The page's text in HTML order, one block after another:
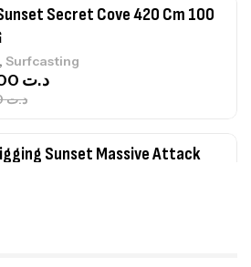
Secret Cove 420 Cm 100
, Surfcasting
د.ت748,000
د.ت
Sunset Massive Attack